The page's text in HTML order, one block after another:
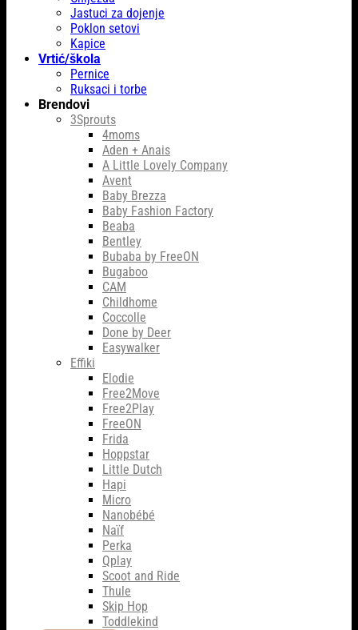
Jastuci za dojenje
Poklon setovi
Kapice
Vrtić/škola
Pernice
Ruksaci i torbe
Brendovi
3Sprouts
4moms
Aden + Anais
A Little Lovely Company
Avent
Baby Brezza
Baby Fashion Factory
Beaba
Bentley
Bubaba by FreeON
Bugaboo
CAM
Childhome
Coccolle
Done by Deer
Easywalker
Effiki
Elodie
Free2Move
Free2Play
FreeON
Frida
Hoppstar
Little Dutch
Hapi
Micro
Nanobébé
Naïf
Perka
Qplay
Scoot and Ride
Thule
Skip Hop
Toddlekind